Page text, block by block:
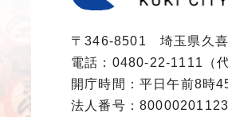
〒346-8501 埼玉県久
電話：0480-22-1111（代
開庁時間：平日午前8時
法人番号：